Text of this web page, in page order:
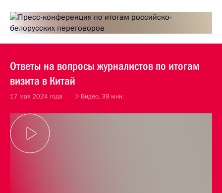
Ответы на вопросы журналистов по итогам
визита в Китай
17 мая 2024 года Видео, 39 мин.